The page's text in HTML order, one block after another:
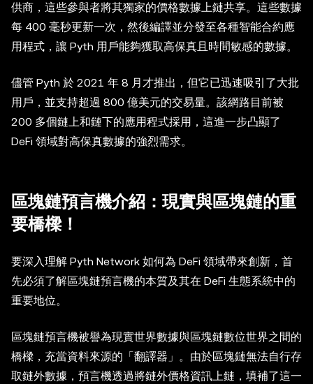
供商，這些參與者將其獨家的價格數據上鏈共享。這些數據
每 400 毫秒更新一次，然後編譯並分發至各種智能合約應
用程式，讓 Pyth 用戶能夠獲取高保真且時間敏感的數據。
儘管 Pyth 於 2021 年 8 月才推出，但它已迅速吸引了大批
用戶，並支持超過 800 億美元的交易量。該網路目前被
200 多個鏈上和鏈下的應用程式採用，這進一步凸顯了
DeFi 領域對高保真數據的強烈需求。
區塊鏈預言機介紹：現實與區塊鏈的重
要橋樑！
要深入理解 Pyth Network 如何為 DeFi 領域帶來創新，首
先必須了解區塊鏈預言機的本質及其在 DeFi 生態系統中的
重要地位。
區塊鏈預言機被譽為現實世界數據與區塊鏈數位世界之間的
橋樑，充當資料來源的「翻譯器」。由於區塊鏈無法自行存
取鏈外數據，預言機透過將鏈外價格資訊上鏈，填補了這一